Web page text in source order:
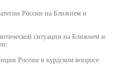
России на Ближнем и
ситуации на Ближнем и
России в курдском вопросе.